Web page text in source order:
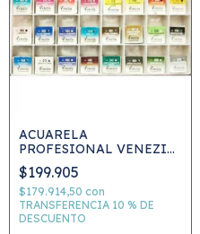
ACUARELA
PROFESIONAL VENEZIA
EN PAN SET 24 PANES
SURT 1,5 ml
$199.905
$179.914,50 con
TRANSFERENCIA 10 % DE
DESCUENTO